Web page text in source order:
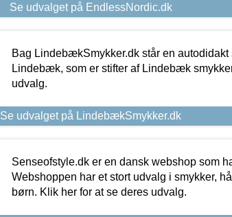
Se udvalget på EndlessNordic.dk
Bag LindebækSmykker.dk står en autodidakt
Lindebæk, som er stifter af Lindebæk
udvalg.
Se udvalget på LindebækSmykker.dk
Senseofstyle.dk er en dansk webshop som
Webshoppen har et stort udvalg i smykker,
børn. Klik her for at se deres udvalg.